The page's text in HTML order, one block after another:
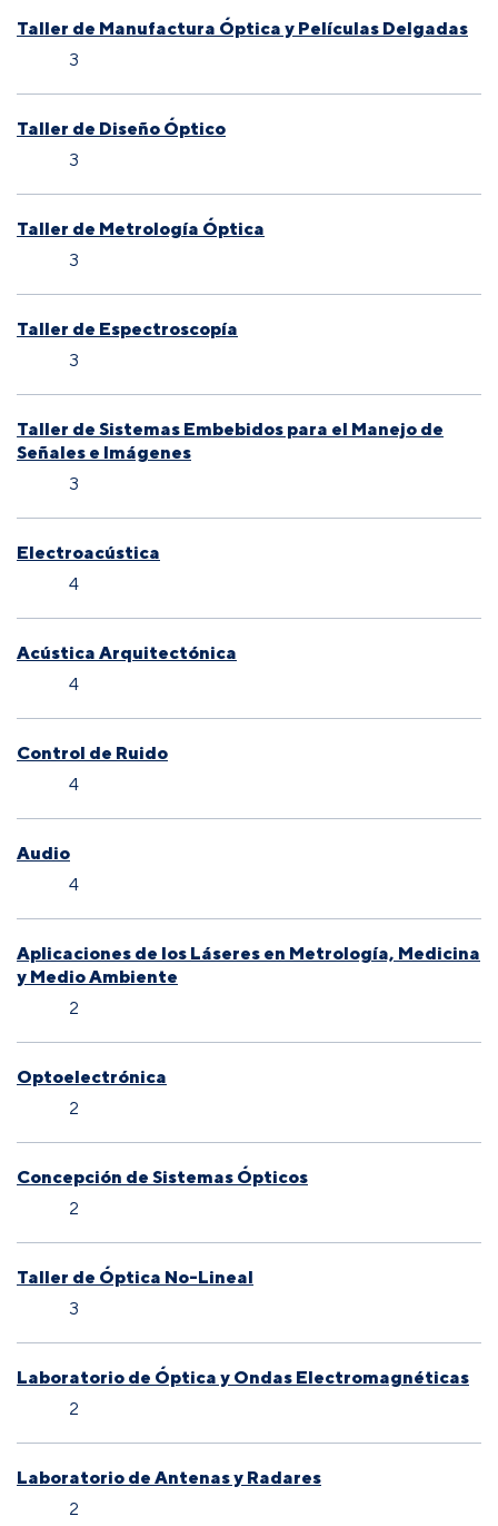
Taller de Manufactura Óptica y Películas Delgadas
3
Taller de Diseño Óptico
3
Taller de Metrología Óptica
3
Taller de Espectroscopía
3
Taller de Sistemas Embebidos para el Manejo de
Señales e Imágenes
3
Electroacústica
4
Acústica Arquitectónica
4
Control de Ruido
4
Audio
4
Aplicaciones de los Láseres en Metrología, Medicina
y Medio Ambiente
2
Optoelectrónica
2
Concepción de Sistemas Ópticos
2
Taller de Óptica No-Lineal
3
Laboratorio de Óptica y Ondas Electromagnéticas
2
Laboratorio de Antenas y Radares
2